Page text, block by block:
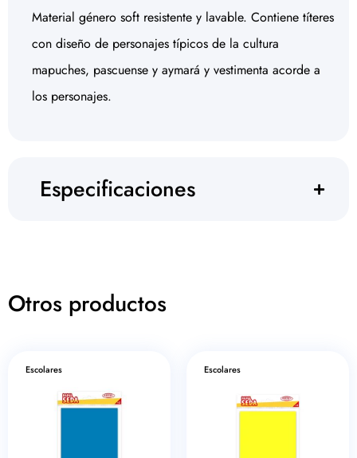
Material género soft resistente y lavable. Contiene títeres
con diseño de personajes típicos de la cultura
mapuches, pascuense y aymará y vestimenta acorde a
los personajes.
Especificaciones
Otros productos
Escolares Escolares